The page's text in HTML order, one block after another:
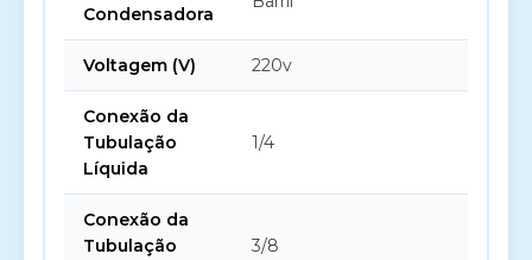
Condensadora
Voltagem (V) 220v
Conexão da
Tubulação
Líquida
1/4
Conexão da
Tubulação
3/8